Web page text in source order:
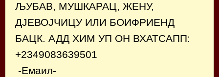
ЉУБАВ, МУШКАРАЦ, ЖЕНУ,
ДЈЕВОЈЧИЦУ ИЛИ БОИФРИЕНД
БАЦК. АДД ХИМ УП ОН ВХАТСАПП:
+2349083639501
-Емаил-